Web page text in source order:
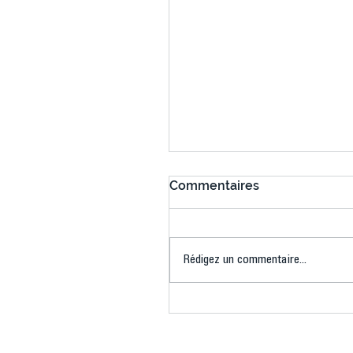
Ping ? Quand le tennis
Commentaires
Rédigez un commentaire...